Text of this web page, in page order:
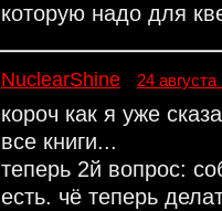
которую надо для
NuclearShine 24
короч как я уже
все книги...
теперь 2й вопрос:
есть. чё теперь